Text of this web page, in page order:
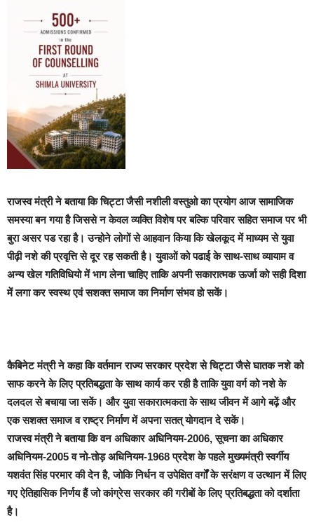
राजस्व मंत्री ने बताया कि चिट्टा जैसी नशीली वस्तुओ का प्रयोग आज सामाजिक
समस्या बन गया है जिससे न केवल व्यक्ति विशेष पर बल्कि परिवार सहित समाज पर भी
बुरा असर पड रहा है। उन्होने लोगों से आहवान किया कि खेलकूद में माध्यम से युवा
पीढ़ी नशे की प्रवृत्ति से दूर रह सकती है। युवाओं को पढाई के साथ-साथ व्यायाम व
अन्य खेल गतिविधियो में भाग लेना चाहिए ताकि अपनी सकारात्मक ऊर्जा को सही दिशा
में लगा कर स्वस्थ एवं सशक्त समाज का निर्माण संभव हो सकें।
कैबिनेट मंत्री ने कहा कि वर्तमान राज्य सरकार प्रदेश से चिट्टा जैसे घातक नशे को
साफ करने के लिए प्रतिबद्धता के साथ कार्य कर रही है ताकि युवा वर्ग को नशे के
दलदल से बचाया जा सकें। और युवा सकारात्मकता के साथ जीवन में आगे बढ़ें और
एक सशक्त समाज व राष्ट्र निर्माण में अपना सतत् योगदान दे सकें।
राजस्व मंत्री ने बताया कि वन अधिकार अधिनियम-2006, सूचना का अधिकार
अधिनियम-2005 व नो-तोड़ अधिनियम-1968 प्रदेश के पहले मुख्यमंत्री स्वर्गीय
यशवंत सिंह परमार की देन है, जोकि निर्धन व उपेक्षित वर्गों के सरंक्षण व उत्थान में लिए
गए ऐतिहासिक निर्णय हैं जो कांग्रेस सरकार की गरीबों के लिए प्रतिबद्धता को दर्शाता
है।